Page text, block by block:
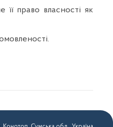
право власності як